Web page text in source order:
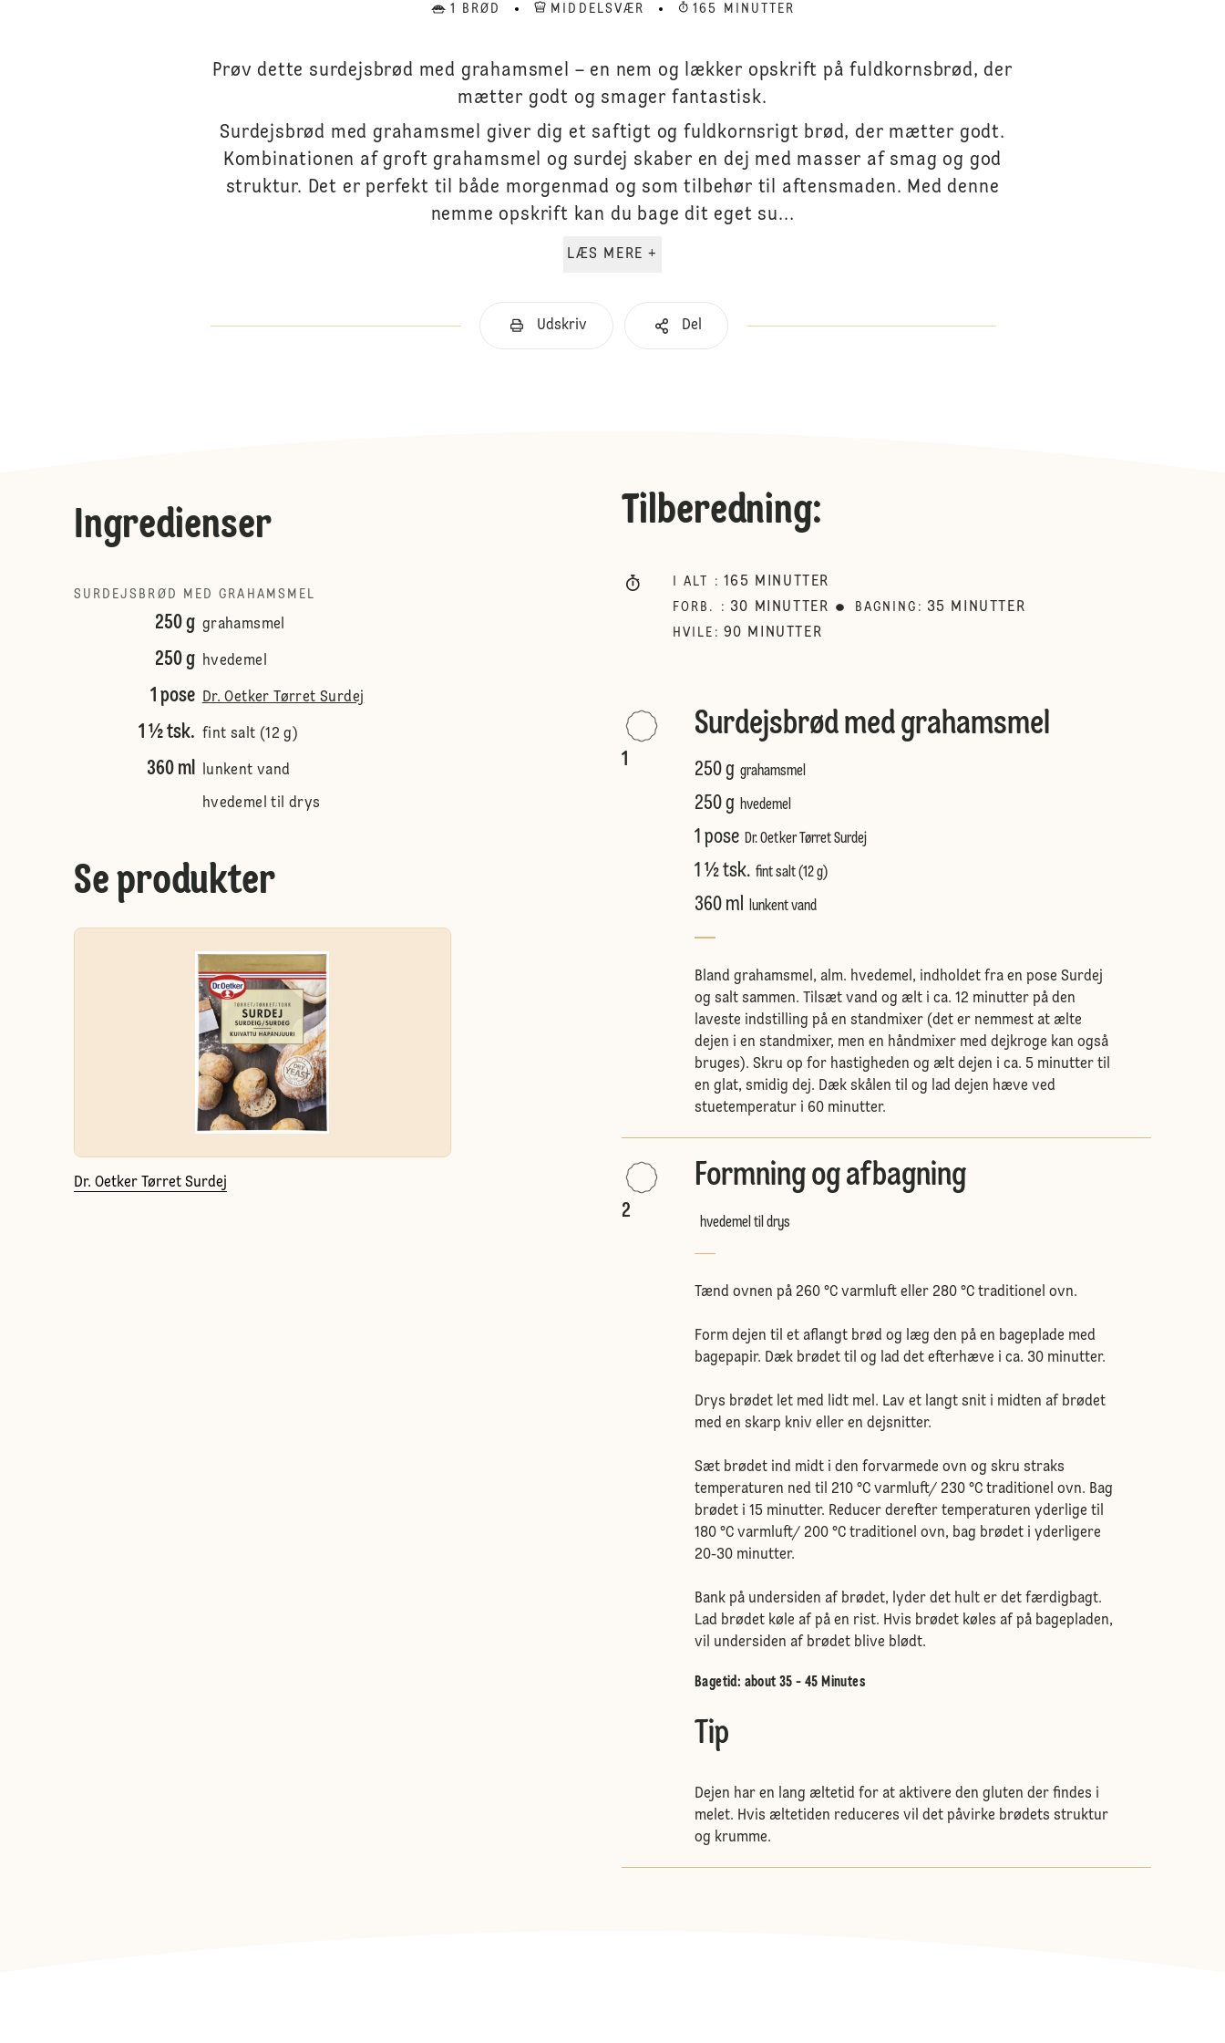
1 BRØD MIDDELSVÆR 165 MINUTTER
Prøv dette surdejsbrød med grahamsmel – en nem og lækker opskrift på fuldkornsbrød, der
mætter godt og smager fantastisk.
Surdejsbrød med grahamsmel giver dig et saftigt og fuldkornsrigt brød, der mætter godt.
Kombinationen af groft grahamsmel og surdej skaber en dej med masser af smag og god
struktur. Det er perfekt til både morgenmad og som tilbehør til aftensmaden. Med denne
nemme opskrift kan du bage dit eget su...
LÆS MERE +
Udskriv Del
Ingredienser
SURDEJSBRØD MED GRAHAMSMEL
250 g grahamsmel
250 g hvedemel
1 pose Dr. Oetker Tørret Surdej
1 ½ tsk. fint salt (12 g)
360 ml lunkent vand
hvedemel til drys
Se produkter
Dr. Oetker Tørret Surdej
Tilberedning:
I ALT : 165 MINUTTER
FORB. : 30 MINUTTER BAGNING : 35 MINUTTER
HVILE : 90 MINUTTER
1
Surdejsbrød med grahamsmel
250 g grahamsmel
250 g hvedemel
1 pose Dr. Oetker Tørret Surdej
1 ½ tsk. fint salt (12 g)
360 ml lunkent vand
Bland grahamsmel, alm. hvedemel, indholdet fra en pose Surdej
og salt sammen. Tilsæt vand og ælt i ca. 12 minutter på den
laveste indstilling på en standmixer (det er nemmest at ælte
dejen i en standmixer, men en håndmixer med dejkroge kan også
bruges). Skru op for hastigheden og ælt dejen i ca. 5 minutter til
en glat, smidig dej. Dæk skålen til og lad dejen hæve ved
stuetemperatur i 60 minutter.
2
Formning og afbagning
hvedemel til drys
Tænd ovnen på 260 °C varmluft eller 280 °C traditionel ovn.
Form dejen til et aflangt brød og læg den på en bageplade med
bagepapir. Dæk brødet til og lad det efterhæve i ca. 30 minutter.
Drys brødet let med lidt mel. Lav et langt snit i midten af brødet
med en skarp kniv eller en dejsnitter.
Sæt brødet ind midt i den forvarmede ovn og skru straks
temperaturen ned til 210 °C varmluft/ 230 °C traditionel ovn. Bag
brødet i 15 minutter. Reducer derefter temperaturen yderlige til
180 °C varmluft/ 200 °C traditionel ovn, bag brødet i yderligere
20-30 minutter.
Bank på undersiden af brødet, lyder det hult er det færdigbagt.
Lad brødet køle af på en rist. Hvis brødet køles af på bagepladen,
vil undersiden af brødet blive blødt.
Bagetid: about 35 - 45 Minutes
Tip
Dejen har en lang æltetid for at aktivere den gluten der findes i
melet. Hvis æltetiden reduceres vil det påvirke brødets struktur
og krumme.